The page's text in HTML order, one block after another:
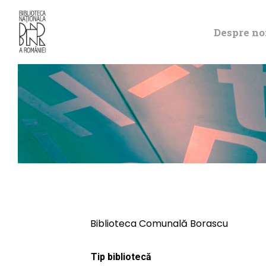
Despre
Biblioteca Comunală Borascu
Tip bibliotecă